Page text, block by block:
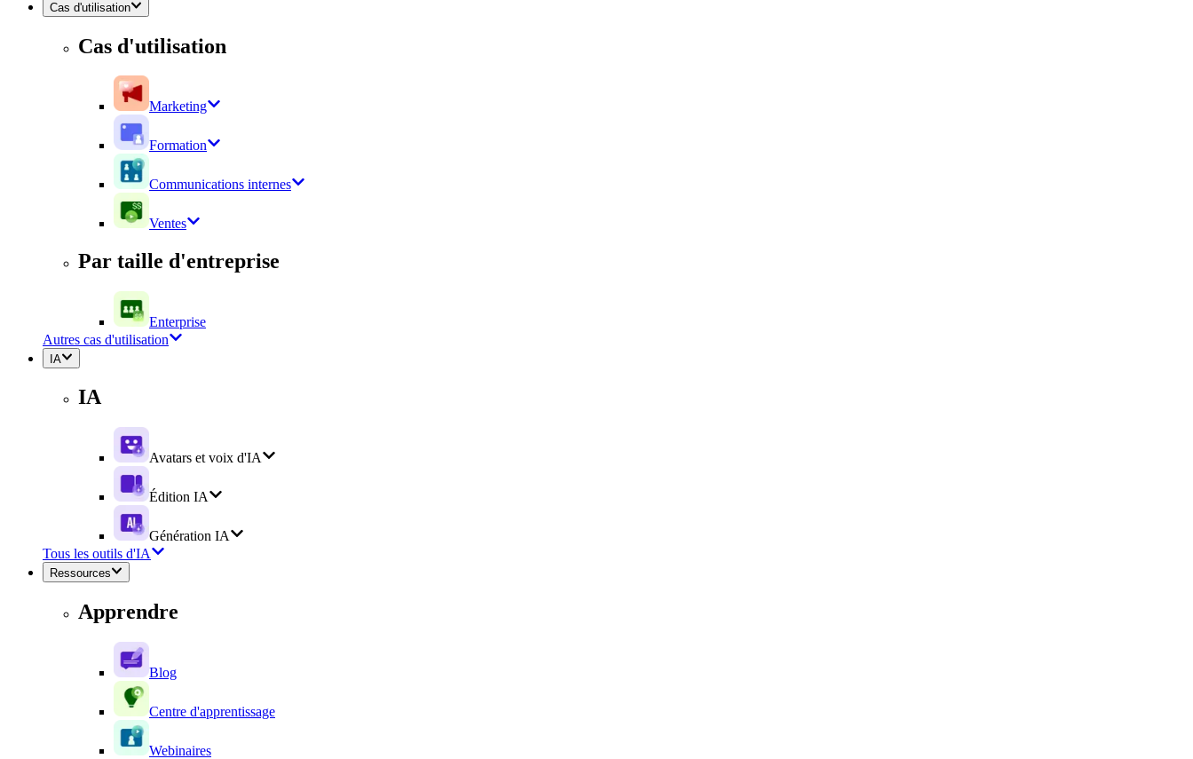
Cas d'utilisation
Cas d'utilisation
Marketing
Formation
Communications internes
Ventes
Par taille d'entreprise
Enterprise
Autres cas d'utilisation
IA
IA
Avatars et voix d'IA
Édition IA
Génération IA
Tous les outils d'IA
Ressources
Apprendre
Blog
Centre d'apprentissage
Webinaires